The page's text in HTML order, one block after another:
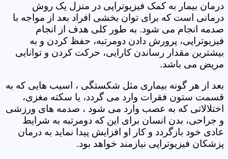
درمان بیمار به کمک فیزیوتراپی در منزل یک روش
درمانی است که برای توان بخشی افراد بعد از مواجه با
صدمه انجام می شود. به طور کلی هدف از انجام
فیزیوتراپی، پرورش دادن دومرتبه، حفظ کردن و به
بیشترین مقدار رساندن کارایی، حرکت کردن و توانایی
مریض می باشد.
بعد از هر گونه بیماری مثل شکستگی ، اسیب هایی که به
قسمت ستون فقرات وارد می گردد، یا سکته مغزی،
اختلالاتی که به عصب وارد می شود ، صدمه های ورزشی
و جراحی، بدن انسان برای این که دومرتبه به شرایط
عادی خود بازگردد و کار او افزایش پیدا نماید به درمان
پزشکان فیزیوتراپی نیازمند خواهد بود.